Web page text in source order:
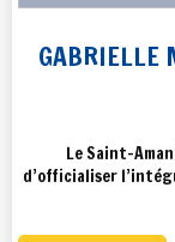
GABRIELLE
Le Saint-
d’officialiser